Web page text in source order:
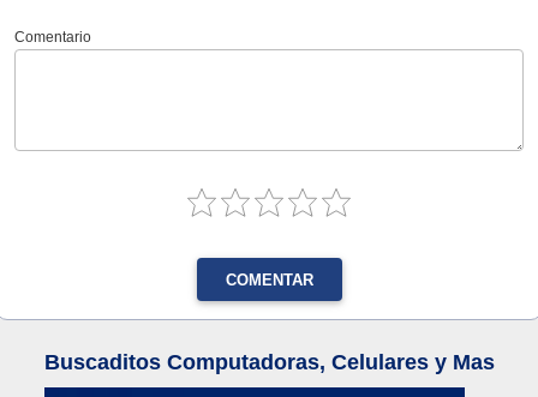
Comentario
COMENTAR
Buscaditos Computadoras, Celulares y Mas